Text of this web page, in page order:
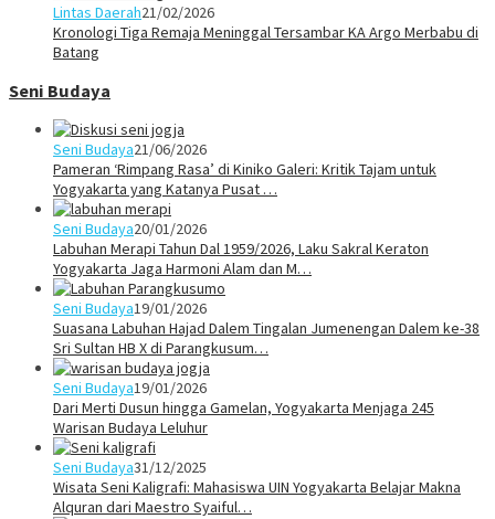
Lintas Daerah21/02/2026
Kronologi Tiga Remaja Meninggal Tersambar KA Argo Merbabu di
Batang
Seni Budaya
Seni Budaya21/06/2026
Pameran ‘Rimpang Rasa’ di Kiniko Galeri: Kritik Tajam untuk
Yogyakarta yang Katanya Pusat …
Seni Budaya20/01/2026
Labuhan Merapi Tahun Dal 1959/2026, Laku Sakral Keraton
Yogyakarta Jaga Harmoni Alam dan M…
Seni Budaya19/01/2026
Suasana Labuhan Hajad Dalem Tingalan Jumenengan Dalem ke-38
Sri Sultan HB X di Parangkusum…
Seni Budaya19/01/2026
Dari Merti Dusun hingga Gamelan, Yogyakarta Menjaga 245
Warisan Budaya Leluhur
Seni Budaya31/12/2025
Wisata Seni Kaligrafi: Mahasiswa UIN Yogyakarta Belajar Makna
Alquran dari Maestro Syaiful…